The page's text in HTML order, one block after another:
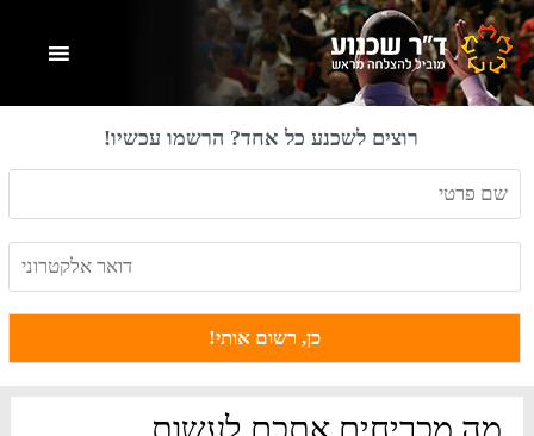
Skip
to
main
Skip
to
primary
Skip
to
footer
רוצים לשכנע כל אחד? הרשמו עכשיו!
מה מכריחים אתכם לעשות